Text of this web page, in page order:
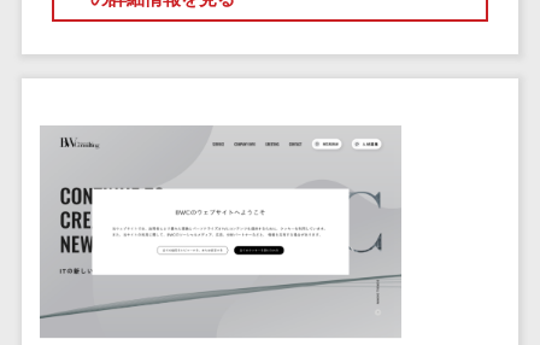
業界・業種特化型
保険代理店システム>
施工管理アプリ>
報告書作成ツール>
フィールド業務支援サービス>
モバイルオーダーシステム>
ホテル管理システム>
サーバー・ネ
設備監視シス
ム
ツール